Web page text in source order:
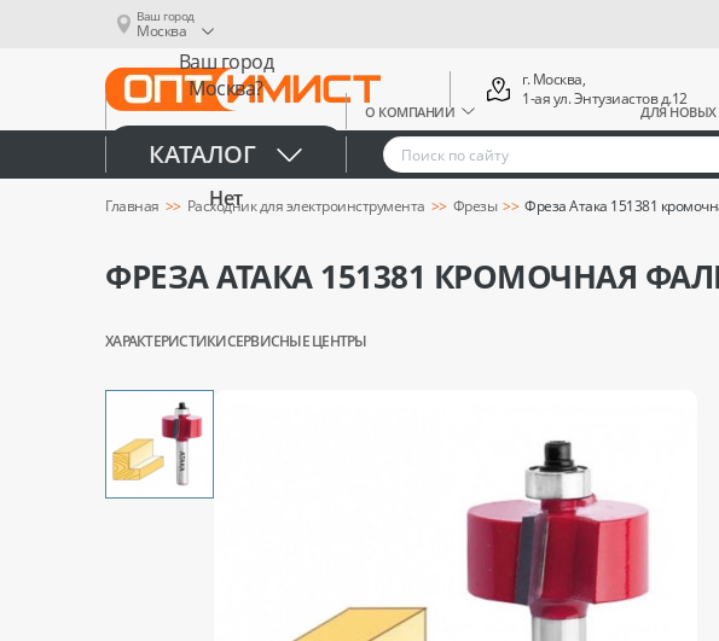
Ваш город
Москва
Ваш город
Москва?
Да
Нет
О КОМПАНИИ ДЛЯ НОВЫХ
г. Москва,
1-ая ул. Энтузиастов д.12
КАТАЛОГ
Главная Расходник для электроинструмента Фрезы Фреза Атака 151381
ФРЕЗА АТАКА 151381 КРОМОЧНАЯ
ХАРАКТЕРИСТИКИСЕРВИСНЫЕ ЦЕНТРЫ